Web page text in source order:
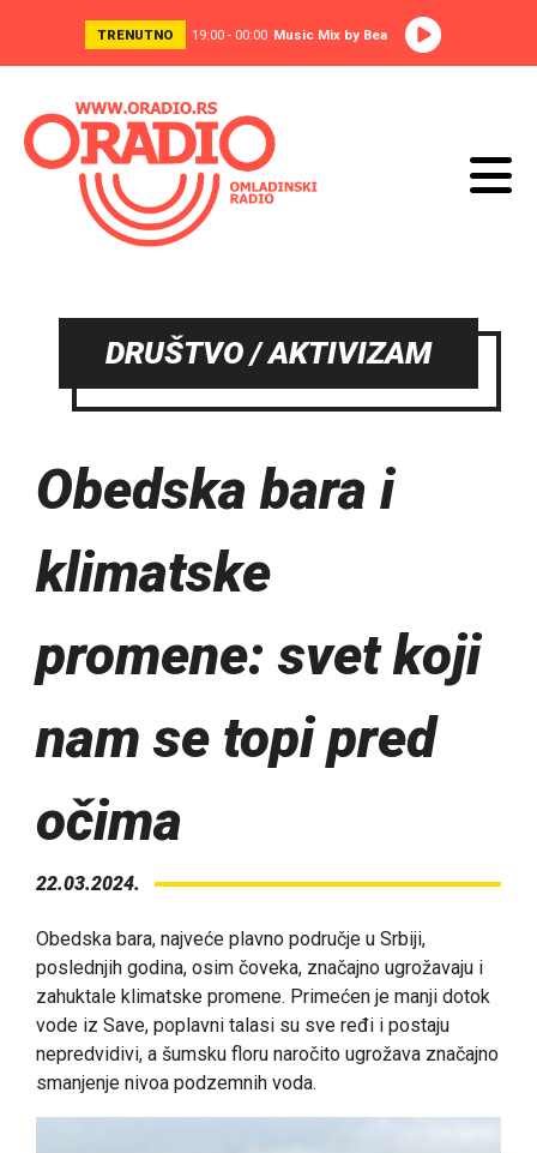
TRENUTNO 19:00 - 00:00 Music Mix by Bea
DRUŠTVO / AKTIVIZAM
Obedska bara i
klimatske
promene: svet koji
nam se topi pred
očima
22.03.2024.
Obedska bara, najveće plavno područje u Srbiji,
poslednjih godina, osim čoveka, značajno ugrožavaju i
zahuktale klimatske promene. Primećen je manji dotok
vode iz Save, poplavni talasi su sve ređi i postaju
nepredvidivi, a šumsku floru naročito ugrožava značajno
smanjenje nivoa podzemnih voda.